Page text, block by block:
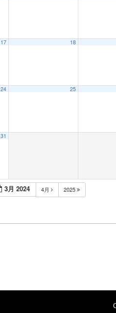
17 18
24 25
31
3月 2024 4月 2025